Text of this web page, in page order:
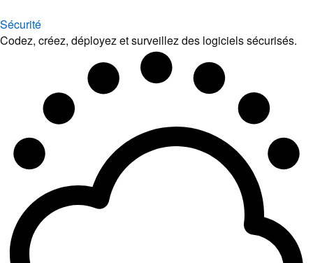
Sécurité
Codez, créez, déployez et surveillez des logiciels sécurisés.